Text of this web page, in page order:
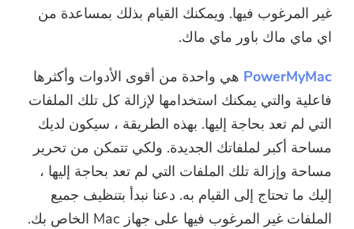
غير المرغوب فيها. ويمكنك القيام بذلك بمساعدة من
اي ماي ماك باور ماي ماك.
PowerMyMac هي واحدة من أقوى الأدوات وأكثرها
فاعلية والتي يمكنك استخدامها لإزالة كل تلك الملفات
التي لم تعد بحاجة إليها. بهذه الطريقة ، سيكون لديك
مساحة أكبر لملفاتك الجديدة. ولكي تتمكن من تحرير
مساحة وإزالة تلك الملفات التي لم تعد بحاجة إليها ،
إليك ما تحتاج إلى القيام به. دعنا نبدأ بتنظيف جميع
الملفات غير المرغوب فيها على جهاز Mac الخاص بك.